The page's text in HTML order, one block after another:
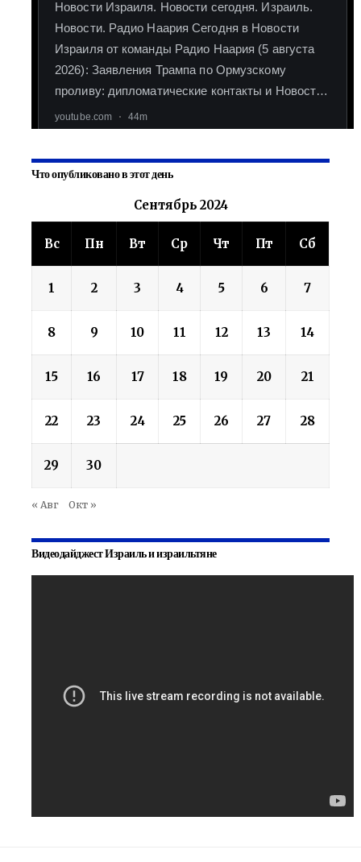
Что опубликовано в этот день
Сентябрь 2024
Вс Пн Вт Ср Чт Пт Сб
1 2 3 4 5 6 7
8 9 10 11 12 13 14
15 16 17 18 19 20 21
22 23 24 25 26 27 28
29 30
« Авг Окт »
Видеодайджест Израиль и израильтяне